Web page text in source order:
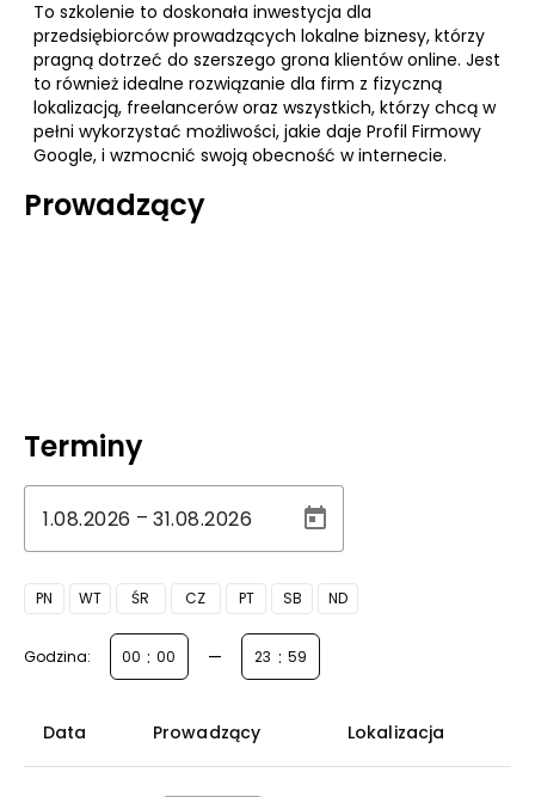
To szkolenie to doskonała inwestycja dla
przedsiębiorców prowadzących lokalne biznesy, którzy
pragną dotrzeć do szerszego grona klientów online. Jest
to również idealne rozwiązanie dla firm z fizyczną
lokalizacją, freelancerów oraz wszystkich, którzy chcą w
pełni wykorzystać możliwości, jakie daje Profil Firmowy
Google, i wzmocnić swoją obecność w internecie.
Prowadzący
Terminy
–
PN WT ŚR CZ PT SB ND
Godzina: : — :
Data Prowadzący Lokalizacja